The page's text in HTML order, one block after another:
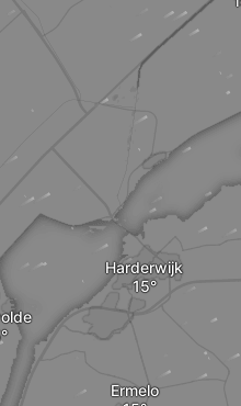
Harderwijk
Ermelo